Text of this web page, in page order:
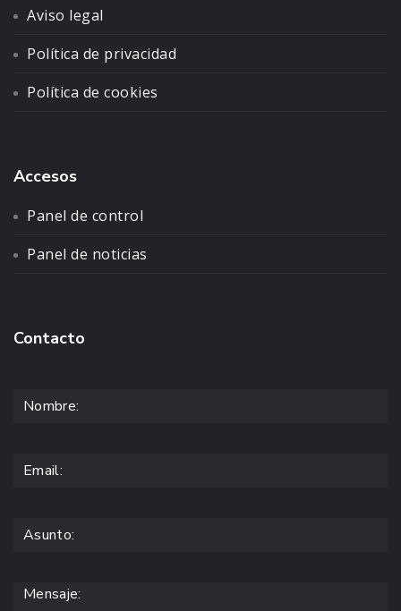
Aviso legal
Política de privacidad
Política de cookies
Accesos
Panel de control
Panel de noticias
Contacto